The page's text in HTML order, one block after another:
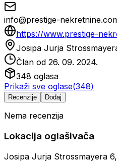
info@prestige-
https://www.prestige-
Josipa Jurja
Član od 26. 09. 2024.
348 oglasa
Prikaži sve oglase(348)
Recenzije Dodaj
Nema recenzija
Lokacija oglašivača
Josipa Jurja Strossmayera